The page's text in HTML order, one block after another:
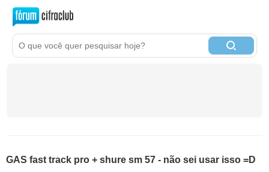
GAS fast track pro + shure sm 57 - não sei usar isso =D